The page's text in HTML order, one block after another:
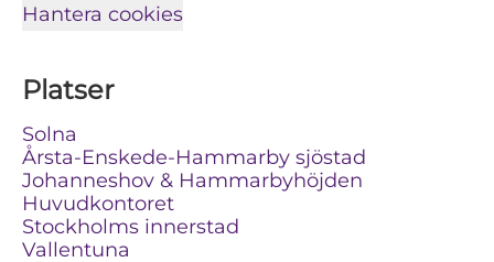
Hantera cookies
Platser
Solna
Årsta-Enskede-Hammarby sjöstad
Johanneshov & Hammarbyhöjden
Huvudkontoret
Stockholms innerstad
Vallentuna